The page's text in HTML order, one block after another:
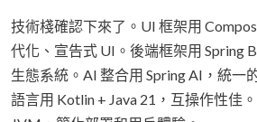
技術棧確認下來了。UI 框架用
代化、宣告式 UI。後端框架用 Spring
生態系統。AI 整合用 Spring AI，統一
語言用 Kotlin + Java 21，互操作性佳